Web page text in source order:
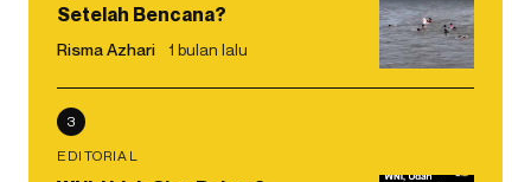
Setelah Bencana?
Risma Azhari 1 bulan lalu
3
EDITORIAL